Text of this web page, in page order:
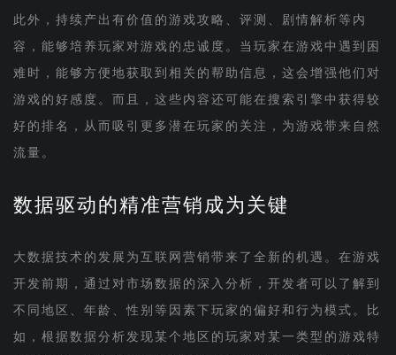
此外，持续产出有价值的游戏攻略、评测、剧情解析等内
容，能够培养玩家对游戏的忠诚度。当玩家在游戏中遇到困
难时，能够方便地获取到相关的帮助信息，这会增强他们对
游戏的好感度。而且，这些内容还可能在搜索引擎中获得较
好的排名，从而吸引更多潜在玩家的关注，为游戏带来自然
流量。
数据驱动的精准营销成为关键
大数据技术的发展为互联网营销带来了全新的机遇。在游戏
开发前期，通过对市场数据的深入分析，开发者可以了解到
不同地区、年龄、性别等因素下玩家的偏好和行为模式。比
如，根据数据分析发现某个地区的玩家对某一类型的游戏特